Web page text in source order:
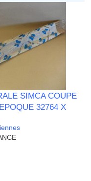
SIMCA COUPE
32764 X